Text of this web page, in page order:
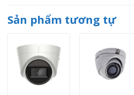
Sản phẩm tương tự